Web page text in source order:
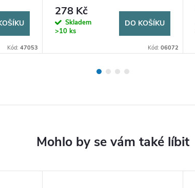
Kód: 47053
278 Kč
Skladem
>10 ks
DO KOŠÍKU
Kód: 06072